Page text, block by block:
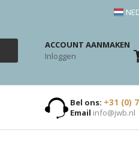
ACCOUNT AANMAKEN
Inloggen
Bel ons: +31 (0)
Email info@jwb.nl